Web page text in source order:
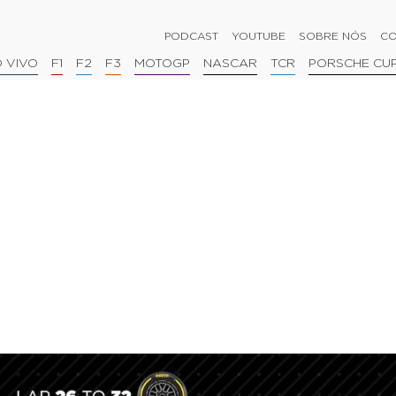
PODCAST YOUTUBE SOBRE NÓS
VIVO F1 F2 F3 MOTOGP NASCAR TCR PORSCHE